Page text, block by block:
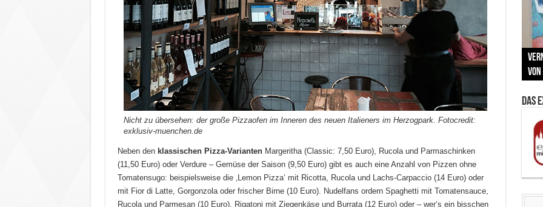
Nicht zu übersehen: der große Pizzaofen im Inneren des neuen Italieners im Herzogpark. Fotocredit:
exklusiv-muenchen.de
Neben denklassischen Pizza-VariantenMargeritha (Classic: 7,50 Euro), Rucola und Parmaschinken
(11,50 Euro) oder Verdure – Gemüse der Saison (9,50 Euro) gibt es auch eine Anzahl von Pizzen ohne
Tomatensugo: beispielsweise die ‚Lemon Pizza‘ mit Ricotta, Rucola und Lachs-Carpaccio (14 Euro) oder
mit Fior di Latte, Gorgonzola oder frischer Birne (10 Euro). Nudelfans ordern Spaghetti mit Tomatensauce,
Rucola und Parmesan (10 Euro), Rigatoni mit Ziegenkäse und Burrata (12 Euro) oder – wer‘s ein bisschen
Zu
Das